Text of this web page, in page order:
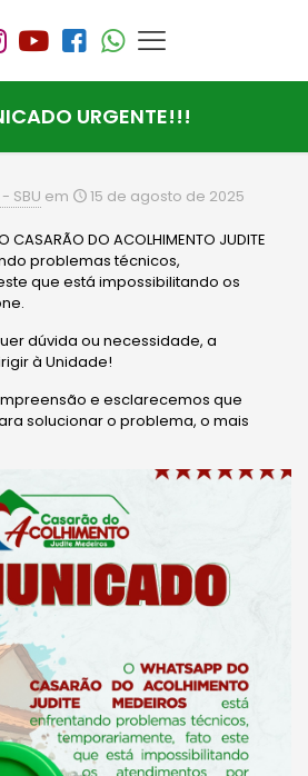
URGENTE!!!
SBU em 15 de agosto de 2025
CASARÃO DO ACOLHIMENTO JUDITE
problemas técnicos,
que está impossibilitando os
dúvida ou necessidade, a
à Unidade!
e esclarecemos que
solucionar o problema, o mais